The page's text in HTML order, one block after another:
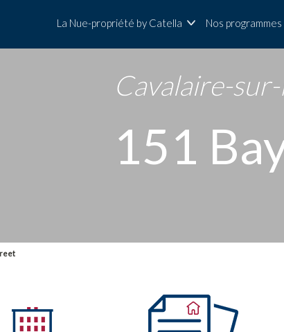
La Nue-propriété by Catella Nos programmes
Cavalaire-
151